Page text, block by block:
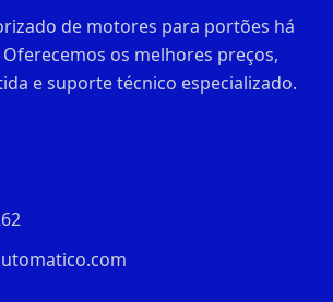
de motores para portões há
os melhores preços,
e suporte técnico especializado.